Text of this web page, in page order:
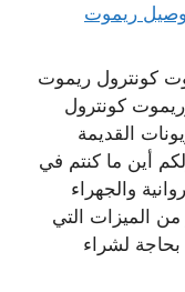
ريموت للمنزل 66041166 توصيل ريموت
كونترول ريموت
كونترول
القديمة
أين ما كنتم في
والجهراء
من الميزات التي
لشراء